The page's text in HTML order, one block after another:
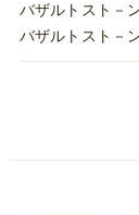
バザルトスト－
バザルトスト－